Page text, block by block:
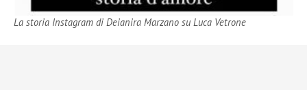
La storia Instagram di Deianira Marzano su Luca Vetrone